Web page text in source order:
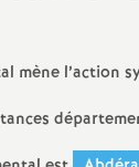
mène l’action